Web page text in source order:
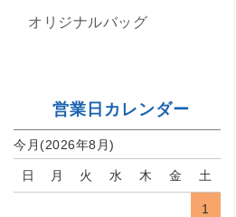
オリジナルバッグ
営業日カレンダー
今月(2026年8月)
日 月 火 水 木 金 土
1